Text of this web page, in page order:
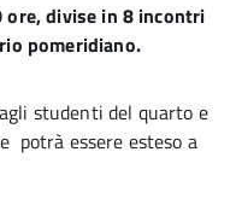
ore, divise in 8 incontri
pomeridiano.
studenti del quarto e
potrà essere esteso a